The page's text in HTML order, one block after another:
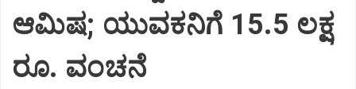
ಆಮಿಷ; ಯುವಕನಿಗೆ 15.5 ಲಕ್ಷ
ರೂ. ವಂಚನೆ